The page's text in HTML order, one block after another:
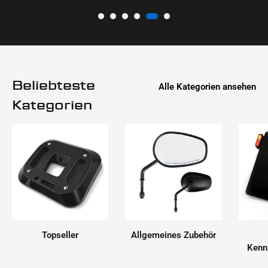
Beliebteste
Kategorien
Alle Kategorien ansehen
Topseller
Allgemeines Zubehör